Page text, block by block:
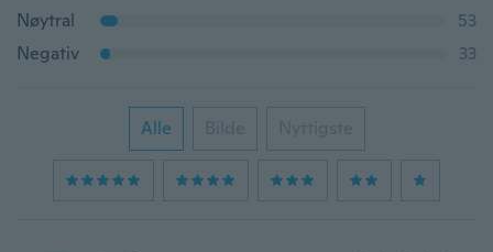
Nøytral
53
Negativ
33
Alle Bilde Nyttigste